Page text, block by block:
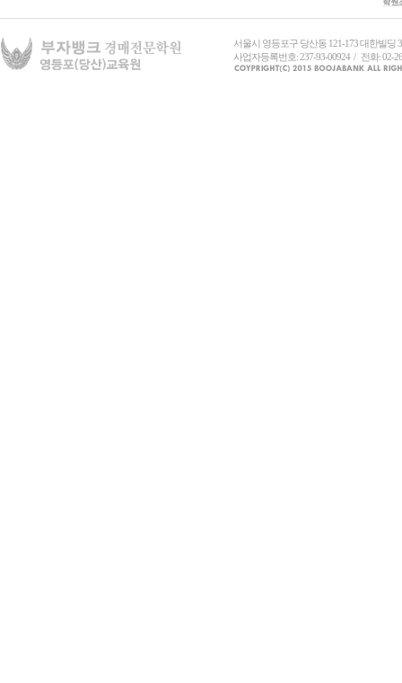
서울시 영등포구 당산동 121-173 대한빌
사업자등록번호: 237-93-00924 / 전화: 02-